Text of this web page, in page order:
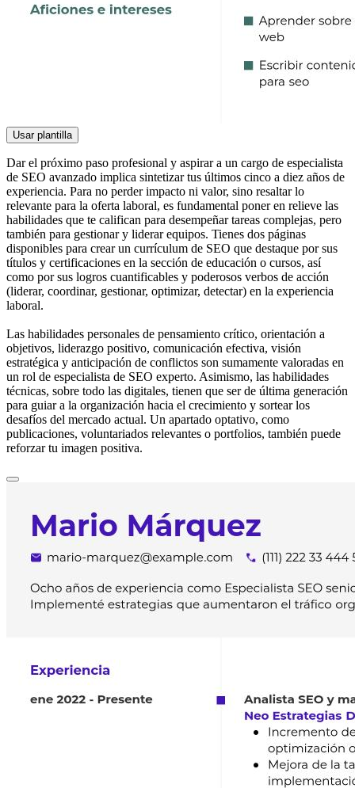
Usar plantilla
Dar el próximo paso profesional y aspirar a un cargo de especialista
de SEO avanzado implica sintetizar tus últimos cinco a diez años de
experiencia. Para no perder impacto ni valor, sino resaltar lo
relevante para la oferta laboral, es fundamental poner en relieve las
habilidades que te califican para desempeñar tareas complejas, pero
también para gestionar y liderar equipos. Tienes dos páginas
disponibles para crear un currículum de SEO que destaque por sus
títulos y certificaciones en la sección de educación o cursos, así
como por sus logros cuantificables y poderosos verbos de acción
(liderar, coordinar, gestionar, optimizar, detectar) en la experiencia
laboral.
Las habilidades personales de pensamiento crítico, orientación a
objetivos, liderazgo positivo, comunicación efectiva, visión
estratégica y anticipación de conflictos son sumamente valoradas en
un rol de especialista de SEO experto. Asimismo, las habilidades
técnicas, sobre todo las digitales, tienen que ser de última generación
para guiar a la organización hacia el crecimiento y sortear los
desafíos del mercado actual. Un apartado optativo, como
publicaciones, voluntariados relevantes o portfolios, también puede
reforzar tu imagen positiva.